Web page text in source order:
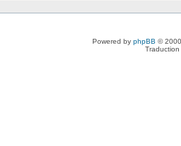
Powered by phpBB ©
Traduction